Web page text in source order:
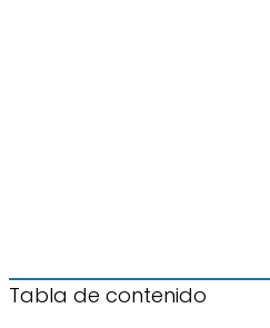
Tabla de contenido